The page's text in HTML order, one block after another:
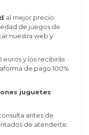
al mejor precio
de juegos de
nuestra web y
euros y los recibirás
de pago 100%
juguetes
antes de
de atenderte.